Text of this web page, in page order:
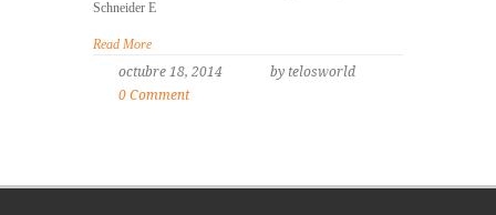
Schneider E
Read More
octubre 18, 2014
by telosworld
0 Comment